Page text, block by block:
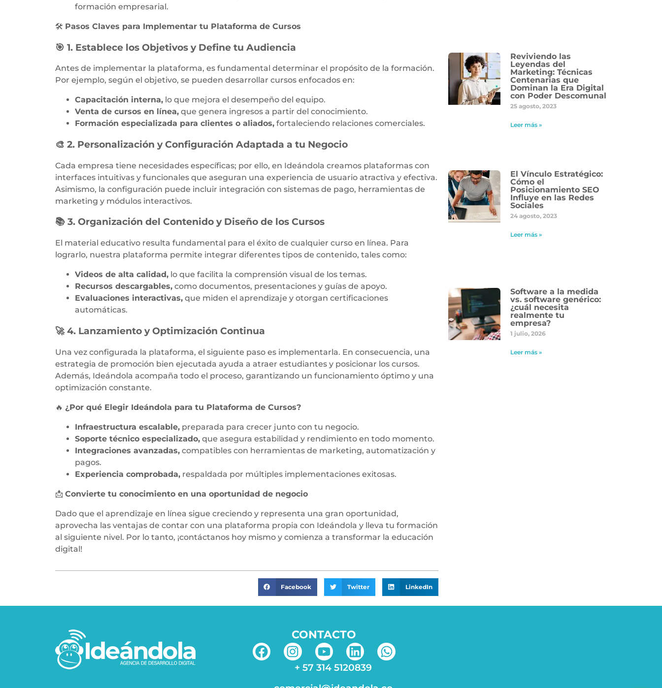
formación empresarial.
🛠 Pasos Claves para Implementar tu Plataforma de Cursos
🎯 1. Establece los Objetivos y Define tu Audiencia
Antes de implementar la plataforma, es fundamental determinar el propósito de la formación.
Por ejemplo, según el objetivo, se pueden desarrollar cursos enfocados en:
Capacitación interna, lo que mejora el desempeño del equipo.
Venta de cursos en línea, que genera ingresos a partir del conocimiento.
Formación especializada para clientes o aliados, fortaleciendo relaciones comerciales.
🎨 2. Personalización y Configuración Adaptada a tu Negocio
Cada empresa tiene necesidades específicas; por ello, en Ideándola creamos plataformas con
interfaces intuitivas y funcionales que aseguran una experiencia de usuario atractiva y efectiva.
Asimismo, la configuración puede incluir integración con sistemas de pago, herramientas de
marketing y módulos interactivos.
📚 3. Organización del Contenido y Diseño de los Cursos
El material educativo resulta fundamental para el éxito de cualquier curso en línea. Para
lograrlo, nuestra plataforma permite integrar diferentes tipos de contenido, tales como:
Videos de alta calidad, lo que facilita la comprensión visual de los temas.
Recursos descargables, como documentos, presentaciones y guías de apoyo.
Evaluaciones interactivas, que miden el aprendizaje y otorgan certificaciones
automáticas.
🚀 4. Lanzamiento y Optimización Continua
Una vez configurada la plataforma, el siguiente paso es implementarla. En consecuencia, una
estrategia de promoción bien ejecutada ayuda a atraer estudiantes y posicionar los cursos.
Además, Ideándola acompaña todo el proceso, garantizando un funcionamiento óptimo y una
optimización constante.
🔥 ¿Por qué Elegir Ideándola para tu Plataforma de Cursos?
Infraestructura escalable, preparada para crecer junto con tu negocio.
Soporte técnico especializado, que asegura estabilidad y rendimiento en todo momento.
Integraciones avanzadas, compatibles con herramientas de marketing, automatización y
pagos.
Experiencia comprobada, respaldada por múltiples implementaciones exitosas.
📩 Convierte tu conocimiento en una oportunidad de negocio
Dado que el aprendizaje en línea sigue creciendo y representa una gran oportunidad,
aprovecha las ventajas de contar con una plataforma propia con Ideándola y lleva tu formación
al siguiente nivel. Por lo tanto, ¡contáctanos hoy mismo y comienza a transformar la educación
digital!
Facebook Twitter LinkedIn
Reviviendo las
Leyendas del
Marketing: Técnicas
Centenarias que
Dominan la Era Digital
con Poder Descomunal
25 agosto, 2023
Leer más »
El Vínculo Estratégico:
Cómo el
Posicionamiento SEO
Influye en las Redes
Sociales
24 agosto, 2023
Leer más »
Software a la medida
vs. software genérico:
¿cuál necesita
realmente tu
empresa?
1 julio, 2026
Leer más »
CONTACTO
+ 57 314 5120839